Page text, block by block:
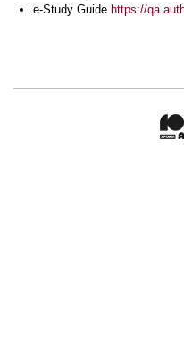
e-Study Guide https://